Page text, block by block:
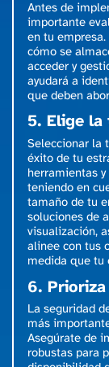
Antes de
importante
en tu
cómo se
acceder y
ayudará a
que deben
5. Elige la
Seleccionar la
éxito de tu
herramientas
teniendo en
tamaño de tu
soluciones de
visualización,
alinee con tus
medida que tu
6.
La seguridad
más
Asegúrate de
robustas para